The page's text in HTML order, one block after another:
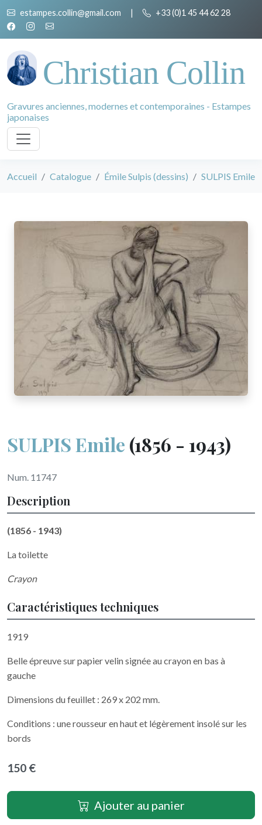
estampes.collin@gmail.com | +33 (0)1 45 44 62 28
Christian Collin
Gravures anciennes, modernes et contemporaines - Estampes
japonaises
Accueil Catalogue Émile Sulpis (dessins) SULPIS Emile
SULPIS Emile (1856 - 1943)
Num. 11747
Description
(1856 - 1943)
La toilette
Crayon
Caractéristiques techniques
1919
Belle épreuve sur papier velin signée au crayon en bas à
gauche
Dimensions du feuillet : 269 x 202 mm.
Conditions : une rousseur en haut et légèrement insolé sur les
bords
150 €
Ajouter au panier